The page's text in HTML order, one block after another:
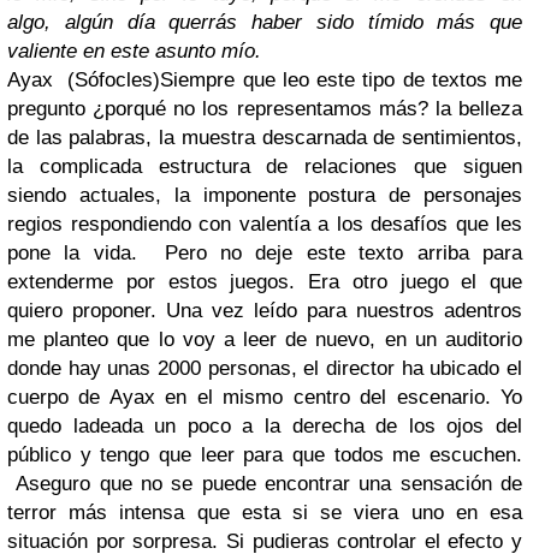
algo, algún día querrás haber sido tímido más que
valiente en este asunto mío.
Ayax (Sófocles)Siempre que leo este tipo de textos me
pregunto ¿porqué no los representamos más? la belleza
de las palabras, la muestra descarnada de sentimientos,
la complicada estructura de relaciones que siguen
siendo actuales, la imponente postura de personajes
regios respondiendo con valentía a los desafíos que les
pone la vida. Pero no deje este texto arriba para
extenderme por estos juegos. Era otro juego el que
quiero proponer. Una vez leído para nuestros adentros
me planteo que lo voy a leer de nuevo, en un auditorio
donde hay unas 2000 personas, el director ha ubicado el
cuerpo de Ayax en el mismo centro del escenario. Yo
quedo ladeada un poco a la derecha de los ojos del
público y tengo que leer para que todos me escuchen.
Aseguro que no se puede encontrar una sensación de
terror más intensa que esta si se viera uno en esa
situación por sorpresa. Si pudieras controlar el efecto y